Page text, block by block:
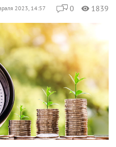
2023, 14:57 0 1839